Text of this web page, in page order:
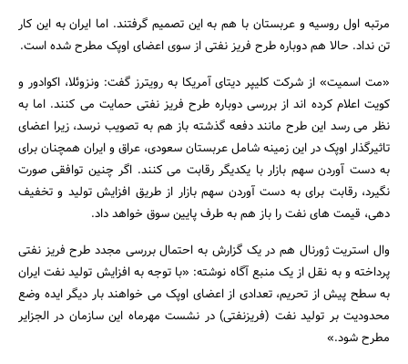
مرتبه اول روسیه و عربستان با هم به این تصمیم گرفتند. اما ایران به این کار
تن نداد. حالا هم دوباره طرح فریز نفتی از سوی اعضای اوپک مطرح شده است.
«مت اسمیت» از شرکت کلیپر دیتای آمریکا به رویترز گفت: ونزوئلا، اکوادور و
کویت اعلام کرده اند از بررسی دوباره طرح فریز نفتی حمایت می کنند. اما به
نظر می رسد این طرح مانند دفعه گذشته باز هم به تصویب نرسد، زیرا اعضای
تاثیرگذار اوپک در این زمینه شامل عربستان سعودی، عراق و ایران همچنان برای
به دست آوردن سهم بازار با یکدیگر رقابت می کنند. اگر چنین توافقی صورت
نگیرد، رقابت برای به دست آوردن سهم بازار از طریق افزایش تولید و تخفیف
دهی، قیمت های نفت را باز هم به طرف پایین سوق خواهد داد.
وال استریت ژورنال هم در یک گزارش به احتمال بررسی مجدد طرح فریز نفتی
پرداخته و به نقل از یک منبع آگاه نوشته: «با توجه به افزایش تولید نفت ایران
به سطح پیش از تحریم، تعدادی از اعضای اوپک می خواهند بار دیگر ایده وضع
محدودیت بر تولید نفت (فریزنفتی) در نشست مهرماه این سازمان در الجزایر
مطرح شود.»